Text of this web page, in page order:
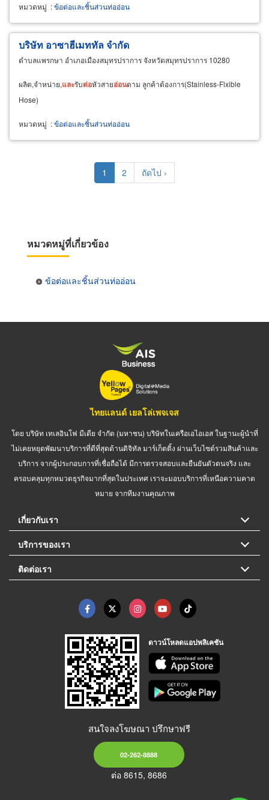
หมวดหมู่ :ข้อต่อและชิ้นส่วนท่ออ่อน
บริษัท อาซาฮีเมททัล จำกัด
ตำบลแพรกษา อำเภอเมืองสมุทรปราการ จังหวัดสมุทรปราการ 10280
ผลิต,จำหน่าย,และรับต่อหัวสายอ่อนตาม ลูกค้าต้องการ(Stainless-Flxible
Hose)
หมวดหมู่ :ข้อต่อและชิ้นส่วนท่ออ่อน
Current
page
1 Page
2
Next
page
ถัดไป ›
หมวดหมู่ที่เกี่ยวข้อง
ข้อต่อและชิ้นส่วนท่ออ่อน
ไทยแลนด์ เยลโล่เพจเจส
โดย บริษัท เทเลอินโฟ มีเดีย จำกัด (มหาชน) บริษัทในเครือเอไอเอส ในฐานะผู้นำที่
ไม่เคยหยุดพัฒนาบริการที่ดีที่สุดด้านดิจิทัล มาร์เก็ตติ้ง ผ่านเว็บไซต์รวมสินค้าและ
บริการ จากผู้ประกอบการที่เชื่อถือได้ มีการตรวจสอบและยืนยันตัวตนจริง และ
ครอบคลุมทุกหมวดธุรกิจมากที่สุดในประเทศ เราจะมอบบริการที่เหนือความคาด
หมาย จากทีมงานคุณภาพ
เกี่ยวกับเรา
บริการของเรา
ติดต่อเรา
ดาวน์โหลดแอปพลิเคชัน
สนใจลงโฆษณา ปรึกษาฟรี
02-262-8888
ต่อ 8615, 8686